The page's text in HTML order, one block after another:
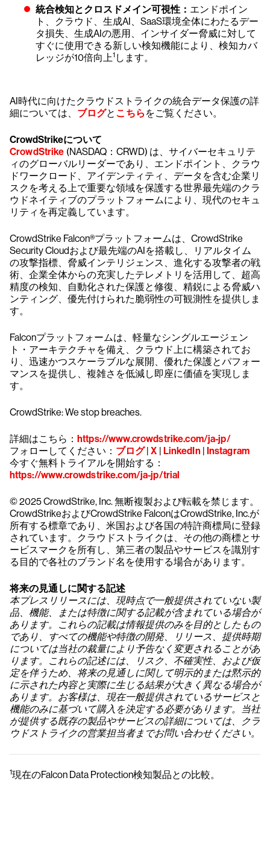
統合検知とクロスドメイン可視性： エンドポイン
ト、クラウド、生成AI、SaaS環境全体にわたるデー
タ損失、生成AIの悪用、インサイダー脅威に対して
すぐに使用できる新しい検知機能により、検知カバ
レッジが10倍向上1 します。
AI時代に向けたクラウドストライクの統合データ保護の詳
細については、 ブログと こちら をご覧ください。
CrowdStrikeについて
CrowdStrike (NASDAQ：CRWD) は、サイバーセキュリテ
ィのグローバルリーダーであり、エンドポイント、クラウ
ドワークロード、アイデンティティ、データを含む企業リ
スクを考える上で重要な領域を保護する世界最先端のクラ
ウドネイティブのプラットフォームにより、現代のセキュ
リティを再定義しています。
CrowdStrike Falcon®プラットフォームは、CrowdStrike
Security Cloudおよび最先端のAIを搭載し、リアルタイム
の攻撃指標、脅威インテリジェンス、進化する攻撃者の戦
術、企業全体からの充実したテレメトリを活用して、超高
精度の検知、自動化された保護と修復、精鋭による脅威ハ
ンティング、優先付けられた脆弱性の可観測性を提供しま
す。
Falconプラットフォームは、軽量なシングルエージェン
ト・アーキテクチャを備え、クラウド上に構築されてお
り、迅速かつスケーラブルな展開、優れた保護とパフォー
マンスを提供し、複雑さを低減し即座に価値を実現しま
す。
CrowdStrike: We stop breaches.
詳細はこちら： https://www.crowdstrike.com/ja-jp/
フォローしてください： ブログ|X | LinkedIn| Instagram
今すぐ無料トライアルを開始する：
https://www.crowdstrike.com/ja-jp/trial
© 2025 CrowdStrike, Inc. 無断複製および転載を禁じます。
CrowdStrikeおよびCrowdStrike FalconはCrowdStrike, Inc.が
所有する標章であり、米国および各国の特許商標局に登録
されています。クラウドストライクは、その他の商標とサ
ービスマークを所有し、第三者の製品やサービスを識別す
る目的で各社のブランド名を使用する場合があります。
将来の見通しに関する記述
本プレスリリースには、現時点で一般提供されていない製
品、機能、または特徴に関する記載が含まれている場合が
あります。これらの記載は情報提供のみを目的としたもの
であり、すべての機能や特徴の開発、リリース、提供時期
については当社の裁量により予告なく変更されることがあ
ります。これらの記述には、リスク、不確実性、および仮
定を伴うため、将来の見通しに関して明示的または黙示的
に示された内容と実際に生じる結果が大きく異なる場合が
あります。お客様は、現在一般提供されているサービスと
機能のみに基づいて購入を決定する必要があります。当社
が提供する既存の製品やサービスの詳細については、クラ
ウドストライクの営業担当者までお問い合わせください。
1現在のFalcon Data Protection検知製品との比較。